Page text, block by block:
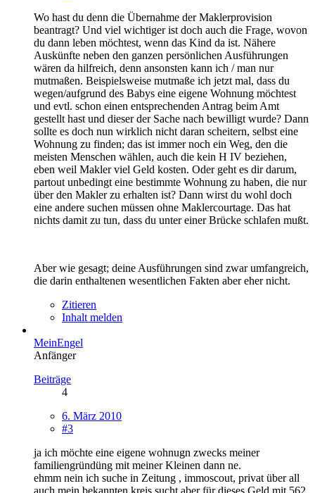
Wo hast du denn die Übernahme der Maklerprovision
beantragt? Und viel wichtiger ist doch auch die Frage, wovon
du dann leben möchtest, wenn das Kind da ist. Nähere
Auskünfte neben den ganzen persönlichen Ausführungen
wären da hilfreich, denn ansonsten kann ich / man nur
mutmaßen. Beispielsweise mutmaße ich jetzt mal, dass du
wegen/aufgrund des Babys eine eigene Wohnung möchtest
und evtl. schon einen entsprechenden Antrag beim Amt
gestellt hast und dieser der Sache nach bewilligt wurde? Dann
sollte es doch nun wirklich nicht daran scheitern, selbst eine
Wohnung zu finden; das ist immer noch ein Weg, den die
meisten Menschen wählen, auch die kein H IV beziehen,
eben weil Makler viel Geld kosten. Oder geht es dir darum,
partout unbedingt eine bestimmte Wohnung zu haben, die nur
über den Makler zu erhalten ist? Dann wirst du wohl doch
eine andere suchen müssen ohne Maklercourtage. Das hat
nichts damit zu tun, dass du unter einer Brücke schlafen mußt.
Aber wie gesagt; deine Ausführungen sind zwar umfangreich,
die darin enthaltenen wesentlichen Fakten aber eher nicht.
Zitieren
Inhalt melden
MeinEngel
Anfänger
Beiträge
4
6. März 2010
#3
ja ich möchte eine eigene wohnugn zwecks meiner
familiengründüng mit meiner Kleinen dann ne.
ehmm nein ich suche in Zeitung , immoscout, privat über all
auch mein bekannten kreis sucht aber für dieses Geld mit 562